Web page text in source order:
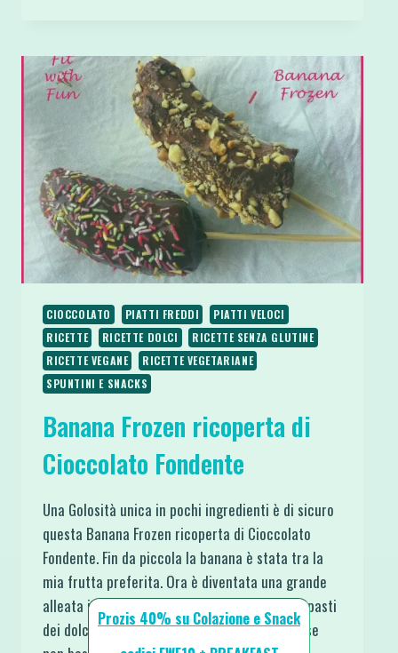
CIOCCOLATO
FONDENTE
DA
CALORIE
CIOCCOLATO PIATTI FREDDI
PIATTI VELOCI
RICETTE
RICETTE DOLCI
RICETTE SENZA GLUTINE
RICETTE VEGANE
RICETTE VEGETARIANE
SPUNTINI E SNACKS
Banana Frozen ricoperta di
Cioccolato Fondente
Una Golosità unica in pochi ingredienti è di sicuro
questa Banana Frozen ricoperta di Cioccolato
Fondente. Fin da piccola la banana è stata tra la
mia frutta preferita. Ora è diventata una grande
alleata in cucina, trova spazio anche negli impasti
dei dolci a sostituire zucchero e uova. Come se
Prozis 40% su Colazione e Snack